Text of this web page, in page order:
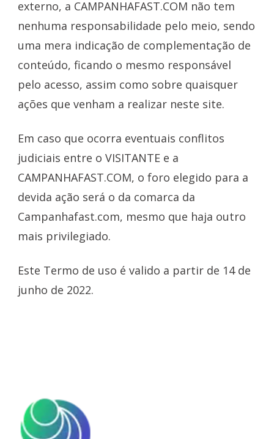
externo, a CAMPANHAFAST.COM não tem
nenhuma responsabilidade pelo meio, sendo
uma mera indicação de complementação de
conteúdo, ficando o mesmo responsável
pelo acesso, assim como sobre quaisquer
ações que venham a realizar neste site.
Em caso que ocorra eventuais conflitos
judiciais entre o VISITANTE e a
CAMPANHAFAST.COM, o foro elegido para a
devida ação será o da comarca da
Campanhafast.com, mesmo que haja outro
mais privilegiado.
Este Termo de uso é valido a partir de 14 de
junho de 2022.